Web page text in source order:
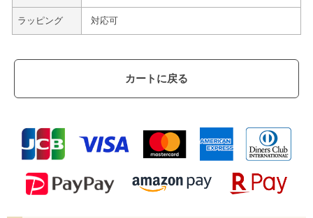
ラッピング 対応可
カートに戻る